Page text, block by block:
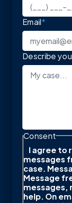
Email*
Describe
Consent
I agree to
messages
case.
Message
messages,
help. On